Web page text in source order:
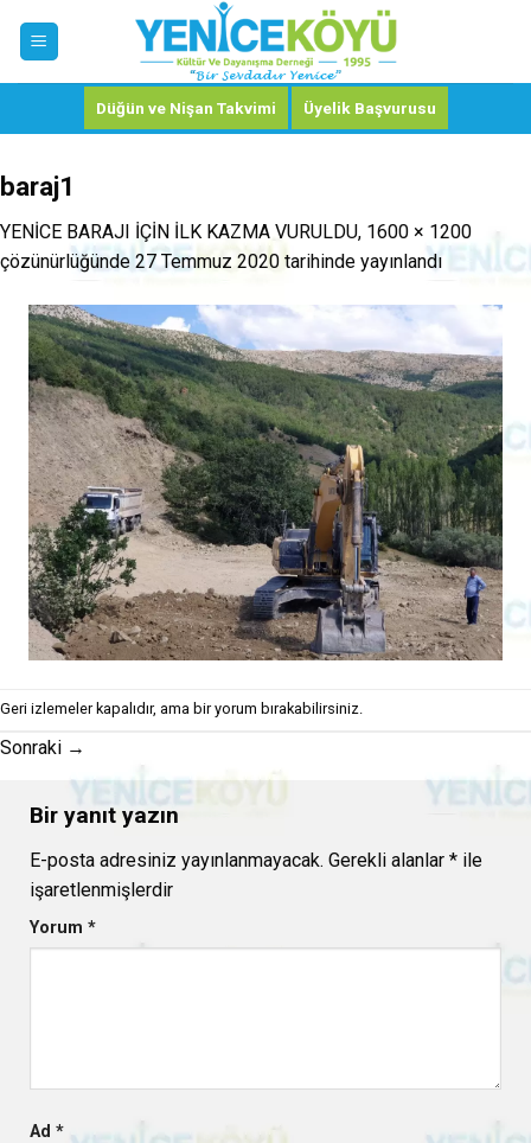
Düğün ve Nişan Takvimi Üyelik Başvurusu
baraj1
YENİCE BARAJI İÇİN İLK KAZMA VURULDU, 1600 × 1200
çözünürlüğünde 27 Temmuz 2020 tarihinde yayınlandı
Geri izlemeler kapalıdır, ama bir yorum bırakabilirsiniz.
Sonraki →
Bir yanıt yazın
E-posta adresiniz yayınlanmayacak. Gerekli alanlar * ile
işaretlenmişlerdir
Yorum *
Ad *